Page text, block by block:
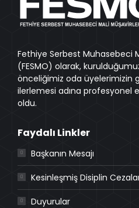
Fethiye Serbest Muhasebeci
(FESMO) olarak,
önceliğimiz oda üyelerimizin
ilerlemesi adına profesyonel
oldu.
Faydalı Linkler
Başkanın Mesajı
Kesinleşmiş Disiplin
Duyurular